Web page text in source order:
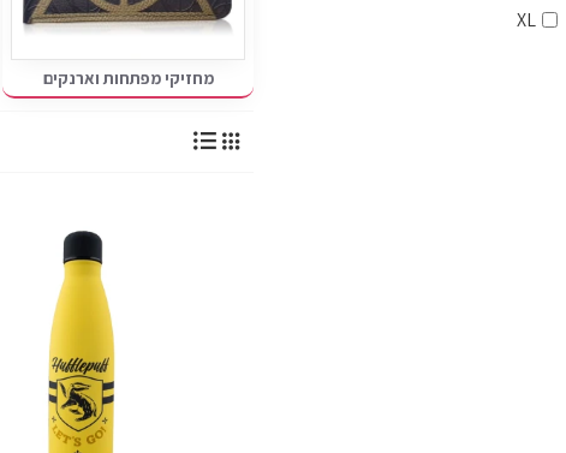
XL
מחזיקי מפתחות וארנקים